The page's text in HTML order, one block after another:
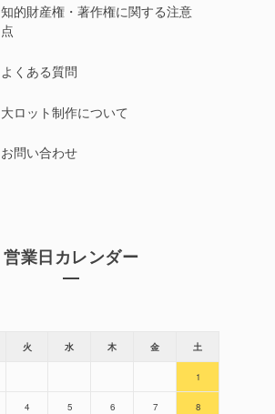
知的財産権・著作権に関する注意
点
よくある質問
大ロット制作について
お問い合わせ
営業日カレンダー
火 水 木 金 土
1
4 5 6 7 8